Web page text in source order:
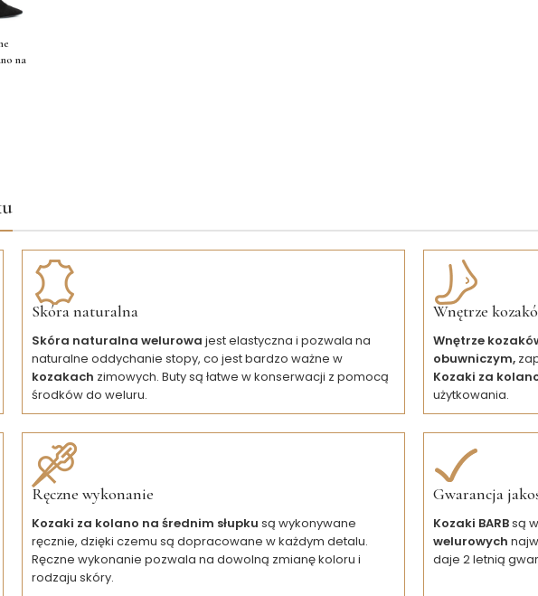
na
Skóra naturalna
Skóra naturalna welurowa jest elastyczna i pozwala na
naturalne oddychanie stopy, co jest bardzo ważne w
kozakach zimowych. Buty są łatwe w konserwacji z pomocą
środków do weluru.
Wnętrze
Wnętrze
obuwniczym,
Kozaki za
użytkowania.
Ręczne wykonanie
Kozaki za kolano na średnim słupku są wykonywane
ręcznie, dzięki czemu są dopracowane w każdym detalu.
Ręczne wykonanie pozwala na dowolną zmianę koloru i
rodzaju skóry.
Gwarancja
Kozaki BARBsą
welurowych
daje 2 letnią